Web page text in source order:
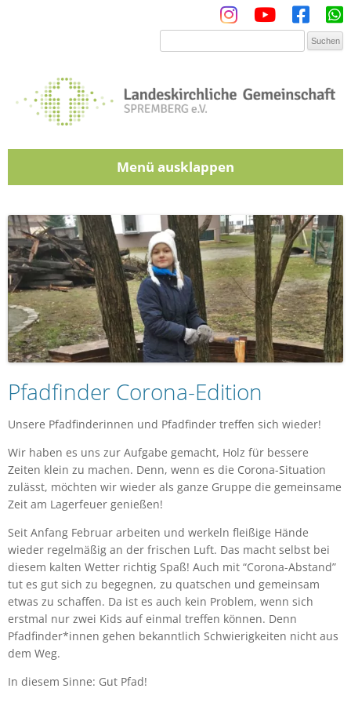
Menü
Pfadfinder Corona-Edition
Unsere Pfadfinderinnen und Pfadfinder treffen sich wieder!
Wir haben es uns zur Aufgabe gemacht, Holz für bessere
Zeiten klein zu machen. Denn, wenn es die Corona-Situation
zulässt, möchten wir wieder als ganze Gruppe die gemeinsame
Zeit am Lagerfeuer genießen!
Seit Anfang Februar arbeiten und werkeln fleißige Hände
wieder regelmäßig an der frischen Luft. Das macht selbst bei
diesem kalten Wetter richtig Spaß! Auch mit “Corona-Abstand”
tut es gut sich zu begegnen, zu quatschen und gemeinsam
etwas zu schaffen. Da ist es auch kein Problem, wenn sich
erstmal nur zwei Kids auf einmal treffen können. Denn
Pfadfinder*innen gehen bekanntlich Schwierigkeiten nicht aus
dem Weg.
In diesem Sinne: Gut Pfad!